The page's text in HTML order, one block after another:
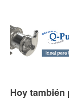
Hoy